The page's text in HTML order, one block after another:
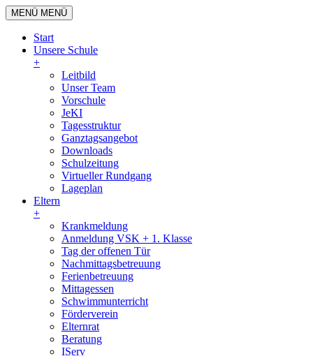
MENÜ MENÜ
Start
Unsere Schule
+
Leitbild
Unser Team
Vorschule
JeKI
Tagesstruktur
Ganztagsangebot
Downloads
Schulzeitung
Virtueller Rundgang
Lageplan
Eltern
+
Krankmeldung
Anmeldung VSK + 1. Klasse
Tag der offenen Tür
Nachmittagsbetreuung
Ferienbetreuung
Mittagessen
Schwimmunterricht
Förderverein
Elternrat
Beratung
IServ